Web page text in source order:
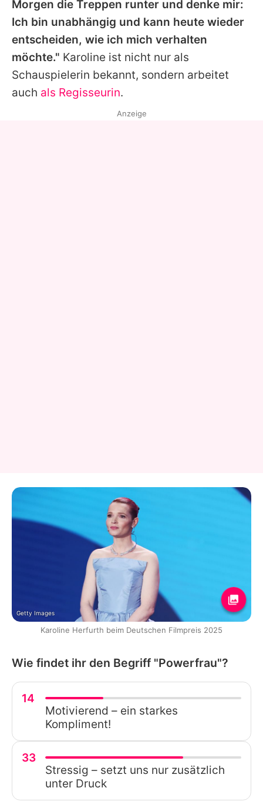
Morgen die Treppen runter und denke mir:
Ich bin unabhängig und kann heute wieder
entscheiden, wie ich mich verhalten
möchte." Karoline ist nicht nur als
Schauspielerin bekannt, sondern arbeitet
auch als Regisseurin.
Anzeige
Getty Images
Karoline Herfurth beim Deutschen Filmpreis 2025
Wie findet ihr den Begriff "Powerfrau"?
14
Motivierend – ein starkes
Kompliment!
33
Stressig – setzt uns nur zusätzlich
unter Druck